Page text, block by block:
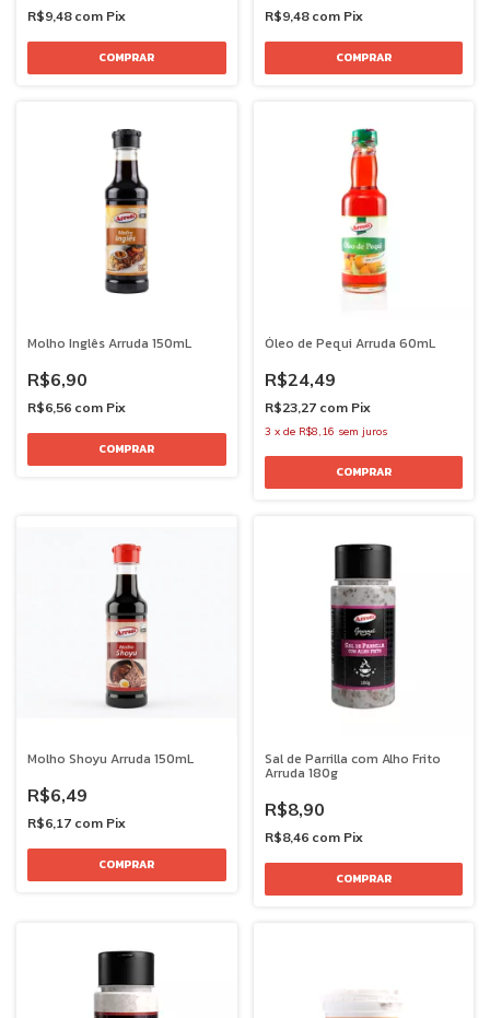
R$9,48 com Pix R$9,48 com Pix
Molho Inglês Arruda 150mL
R$6,90
R$6,56 com Pix
Óleo de Pequi Arruda 60mL
R$24,49
R$23,27 com Pix
3 x de R$8,16 sem juros
Molho Shoyu Arruda 150mL
R$6,49
R$6,17 com Pix
Sal de Parrilla com Alho Frito
Arruda 180g
R$8,90
R$8,46 com Pix